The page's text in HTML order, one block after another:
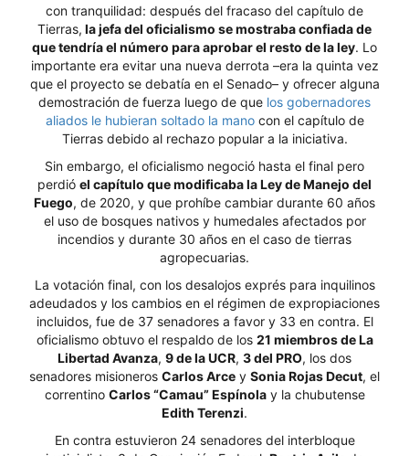
con tranquilidad: después del fracaso del capítulo de
Tierras, la jefa del oficialismo se mostraba confiada de
que tendría el número para aprobar el resto de la ley. Lo
importante era evitar una nueva derrota –era la quinta vez
que el proyecto se debatía en el Senado– y ofrecer alguna
demostración de fuerza luego de que los gobernadores
aliados le hubieran soltado la manocon el capítulo de
Tierras debido al rechazo popular a la iniciativa.
Sin embargo, el oficialismo negoció hasta el final pero
perdió el capítulo que modificaba la Ley de Manejo del
Fuego, de 2020, y que prohíbe cambiar durante 60 años
el uso de bosques nativos y humedales afectados por
incendios y durante 30 años en el caso de tierras
agropecuarias.
La votación final, con los desalojos exprés para inquilinos
adeudados y los cambios en el régimen de expropiaciones
incluidos, fue de 37 senadores a favor y 33 en contra. El
oficialismo obtuvo el respaldo de los 21 miembros de La
Libertad Avanza, 9 de la UCR, 3 del PRO, los dos
senadores misioneros Carlos Arce y Sonia Rojas Decut, el
correntino Carlos “Camau” Espínolay la chubutense
Edith Terenzi.
En contra estuvieron 24 senadores del interbloque